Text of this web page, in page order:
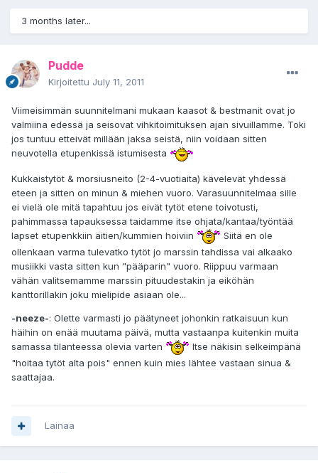
3 months later...
Pudde
Kirjoitettu July 11, 2011
Viimeisimmän suunnitelmani mukaan kaasot & bestmanit ovat jo
valmiina edessä ja seisovat vihkitoimituksen ajan sivuillamme. Toki
jos tuntuu etteivät millään jaksa seistä, niin voidaan sitten
neuvotella etupenkissä istumisesta
Kukkaistytöt & morsiusneito (2-4-vuotiaita) kävelevät yhdessä
eteen ja sitten on minun & miehen vuoro. Varasuunnitelmaa sille
ei vielä ole mitä tapahtuu jos eivät tytöt etene toivotusti,
pahimmassa tapauksessa taidamme itse ohjata/kantaa/työntää
lapset etupenkkiin äitien/kummien hoiviin
Siitä en ole
ollenkaan varma tulevatko tytöt jo marssin tahdissa vai alkaako
musiikki vasta sitten kun "pääparin" vuoro. Riippuu varmaan
vähän valitsemamme marssin pituudestakin ja eiköhän
kanttorillakin joku mielipide asiaan ole...
-neeze-: Olette varmasti jo päätyneet johonkin ratkaisuun kun
häihin on enää muutama päivä, mutta vastaanpa kuitenkin muita
samassa tilanteessa olevia varten
Itse näkisin selkeimpänä
"hoitaa tytöt alta pois" ennen kuin mies lähtee vastaan sinua &
saattajaa.
Lainaa